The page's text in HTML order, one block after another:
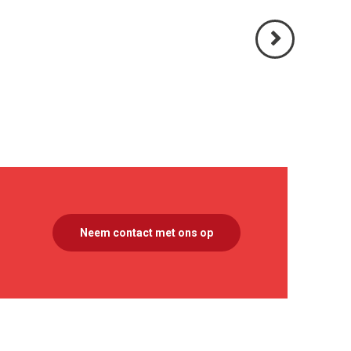
Volgende
Neem contact met ons op